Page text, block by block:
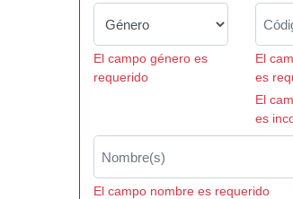
El campo género es
requerido
El
es
El
es
El campo nombre es requerido